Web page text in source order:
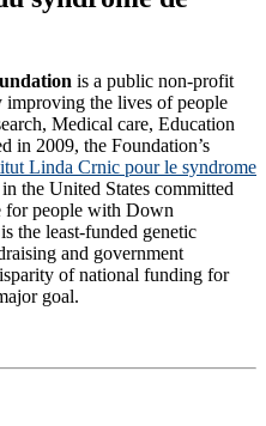
is a public non-profit
the lives of people
Medical care, Education
in 2009, the Foundation’s
Linda Crnic pour le syndrome
the United States committed
for people with Down
the least-funded genetic
and government
of national funding for
goal.